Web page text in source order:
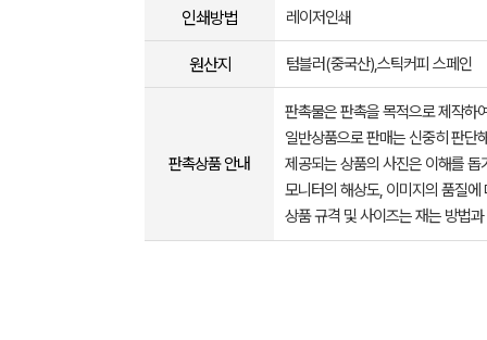
인쇄방법 레이저인쇄
원산지 텀블러(중국산),스틱커피 스페인
판촉상품 안내
판촉물은 판촉을 목적으로 제작하
일반상품으로 판매는 신중히 판단
제공되는 상품의 사진은 이해를
모니터의 해상도, 이미지의 품질
상품 규격 및 사이즈는 재는 방법